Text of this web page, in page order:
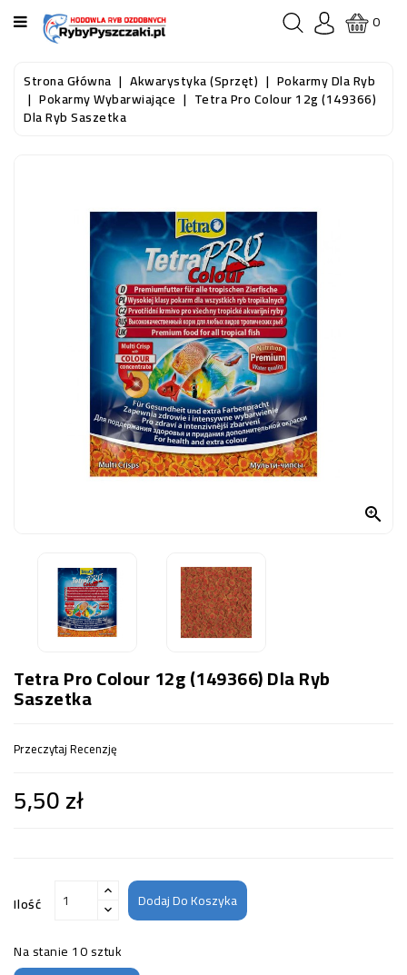
KATEGORIA
STRONA
GŁÓWNA
AKWARYSTYKA
0
Strona Główna Akwarystyka (sprzęt) Pokarmy Dla Ryb
Pokarmy Wybarwiające Tetra Pro Colour 12g (149366)
Dla Ryb Saszetka

Tetra Pro Colour 12g (149366) Dla Ryb
Saszetka
Przeczytaj Recenzję
5,50 zł
Ilość Dodaj Do Koszyka
Na stanie 10 sztuk